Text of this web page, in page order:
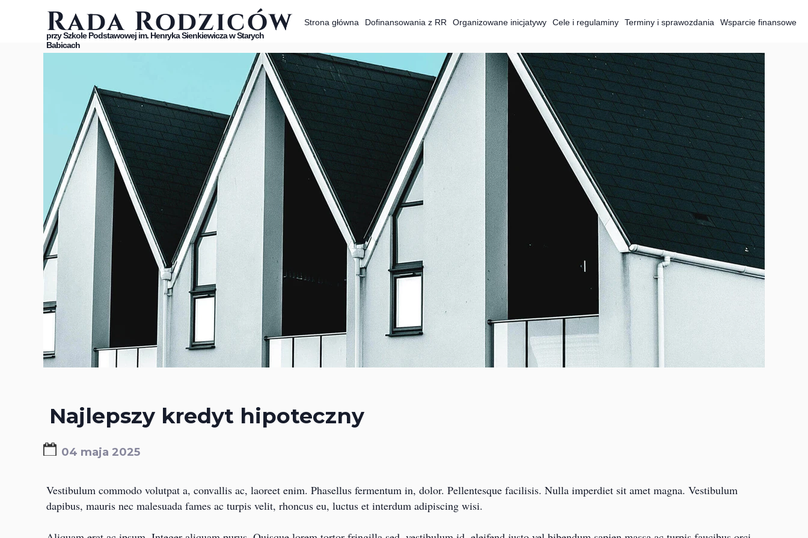
Rada Rodziców
przy Szkole Podstawowej im. Henryka Sienkiewicza w Starych
Babicach
Strona główna Dofinansowania z RR Organizowane inicjatywy Cele i regulaminy Terminy i sprawozdania Wsparcie finansowe
Najlepszy kredyt hipoteczny
04 maja 2025
Vestibulum commodo volutpat a, convallis ac, laoreet enim. Phasellus fermentum in, dolor. Pellentesque facilisis. Nulla imperdiet sit amet magna. Vestibulum
dapibus, mauris nec malesuada fames ac turpis velit, rhoncus eu, luctus et interdum adipiscing wisi.